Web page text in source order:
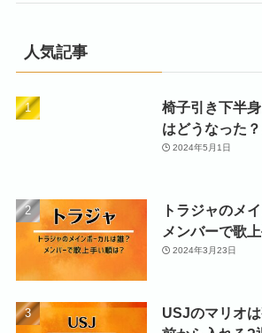
人気記事
椅子引き下半
はどうなった
2024年5月1日
トラジャのメ
メンバーで歌
2024年3月23日
USJのマリオ